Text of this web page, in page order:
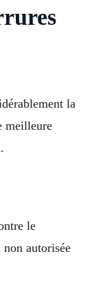
la
meilleure
le
autorisée